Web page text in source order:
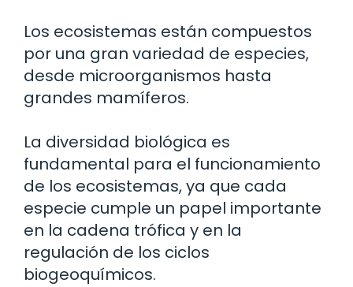
Los ecosistemas están compuestos
por una gran variedad de especies,
desde microorganismos hasta
grandes mamíferos.
La diversidad biológica es
fundamental para el funcionamiento
de los ecosistemas, ya que cada
especie cumple un papel importante
en la cadena trófica y en la
regulación de los ciclos
biogeoquímicos.